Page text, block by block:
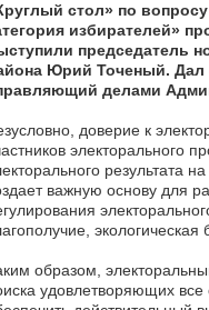
стол» по
избирателей»
председатель
Юрий Точеный. Дал
делами
доверие к
электорального
результата
важную основу для
экологическая
образом,
удовлетворяющих